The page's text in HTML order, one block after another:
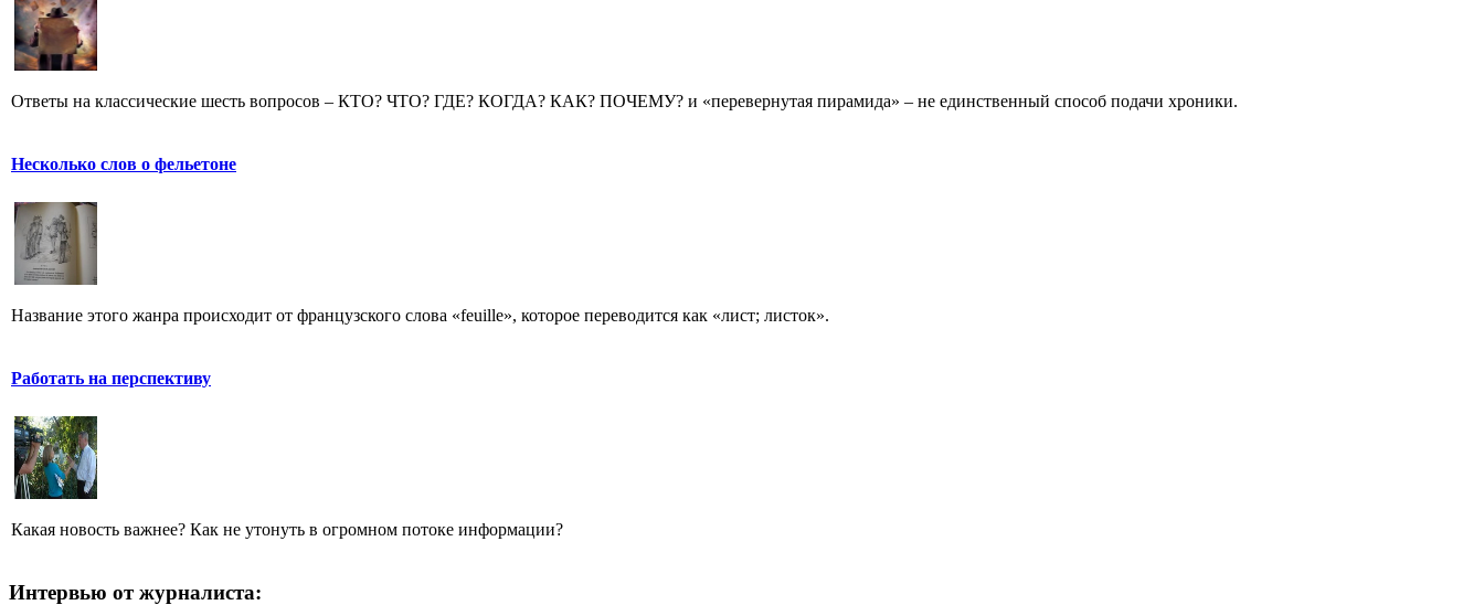
Ответы на классические шесть вопросов – КТО? ЧТО? ГДЕ? КОГДА? КАК? ПОЧЕМУ? и «перевернутая пирамида» – не единственный способ подачи хроники.
Несколько слов о фельетоне
Название этого жанра происходит от французского слова «feuille», которое переводится как «лист; листок».
Работать на перспективу
Какая новость важнее? Как не утонуть в огромном потоке информации?
Интервью от журналиста: